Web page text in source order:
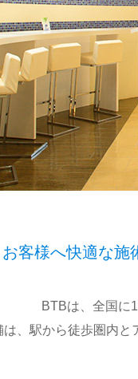
お客様へ快適な施
BTBは、全国に
、駅から徒歩圏内と